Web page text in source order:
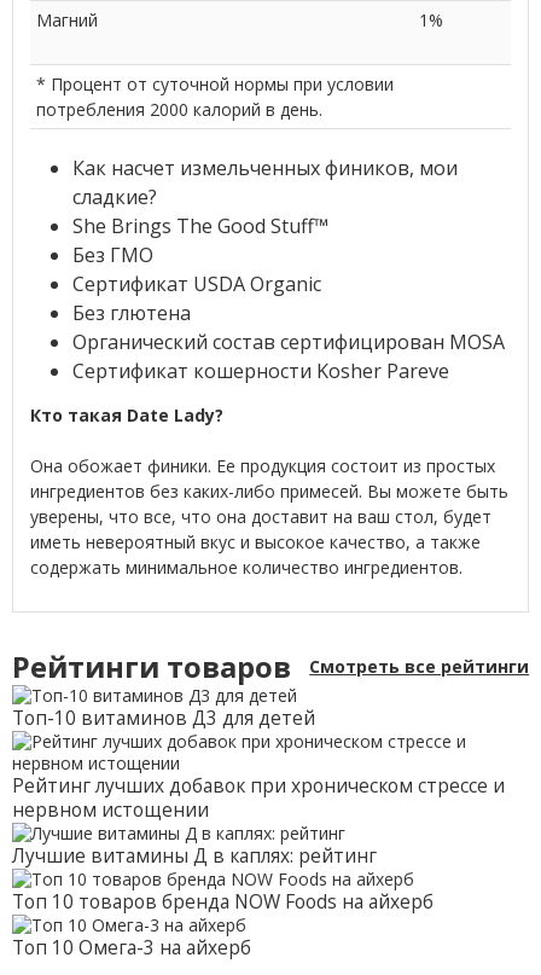
Магний 1%
* Процент от суточной нормы при условии
потребления 2000 калорий в день.
Как насчет измельченных фиников, мои
сладкие?
She Brings The Good Stuff™
Без ГМО
Сертификат USDA Organic
Без глютена
Органический состав сертифицирован MOSA
Сертификат кошерности Kosher Pareve
Кто такая Date Lady?
Она обожает финики. Ее продукция состоит из простых
ингредиентов без каких-либо примесей. Вы можете быть
уверены, что все, что она доставит на ваш стол, будет
иметь невероятный вкус и высокое качество, а также
содержать минимальное количество ингредиентов.
Рейтинги товаров Смотреть все рейтинги
Топ-10 витаминов Д3 для детей
Рейтинг лучших добавок при хроническом стрессе и
нервном истощении
Лучшие витамины Д в каплях: рейтинг
Топ 10 товаров бренда NOW Foods на айхерб
Топ 10 Омега-3 на айхерб